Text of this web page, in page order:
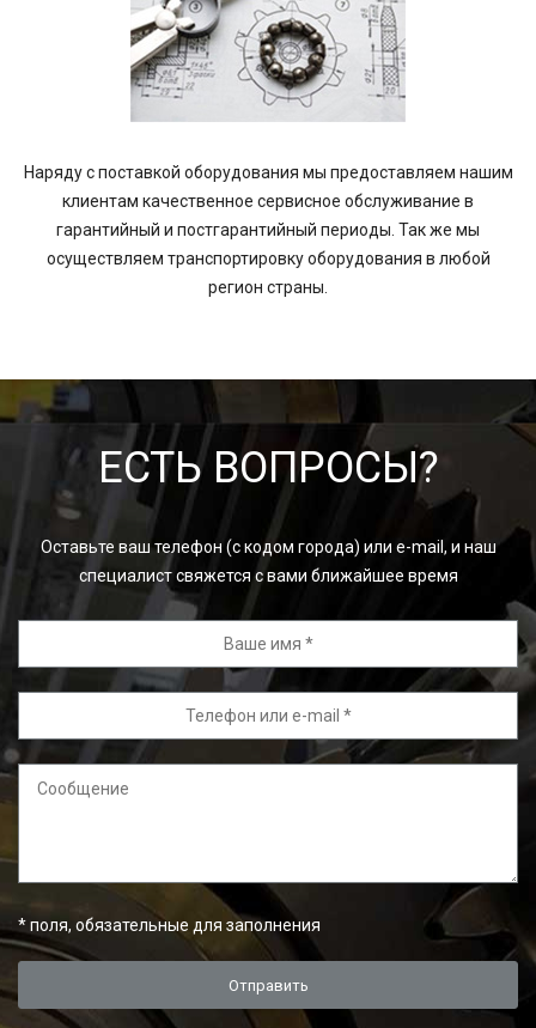
Наряду с поставкой оборудования мы предоставляем нашим
клиентам качественное сервисное обслуживание в
гарантийный и постгарантийный периоды. Так же мы
осуществляем транспортировку оборудования в любой
регион страны.
ЕСТЬ ВОПРОСЫ?
Оставьте ваш телефон (с кодом города) или e-mail, и наш
специалист свяжется с вами ближайшее время
*поля, обязательные для заполнения